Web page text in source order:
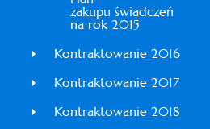
zakupu świadczeń
na rok 2015
Kontraktowanie 2016
Kontraktowanie 2017
Kontraktowanie 2018